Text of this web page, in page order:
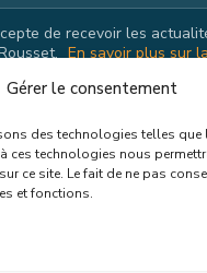
Gérer le consentement
des technologies telles
ces technologies nous
ce site. Le fait de ne pas
et fonctions.
de recevoir les
En savoir plus sur